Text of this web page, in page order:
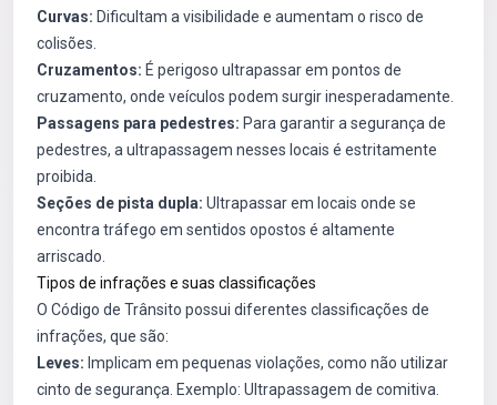
Curvas: Dificultam a visibilidade e aumentam o risco de
colisões.
Cruzamentos: É perigoso ultrapassar em pontos de
cruzamento, onde veículos podem surgir inesperadamente.
Passagens para pedestres: Para garantir a segurança de
pedestres, a ultrapassagem nesses locais é estritamente
proibida.
Seções de pista dupla: Ultrapassar em locais onde se
encontra tráfego em sentidos opostos é altamente
arriscado.
Tipos de infrações e suas classificações
O Código de Trânsito possui diferentes classificações de
infrações, que são:
Leves: Implicam em pequenas violações, como não utilizar
cinto de segurança. Exemplo: Ultrapassagem de comitiva.